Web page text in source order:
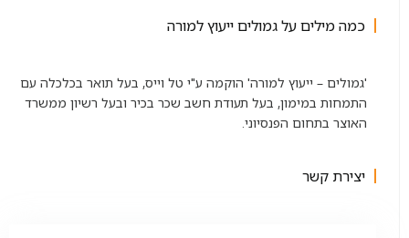
כמה מילים על גמולים ייעוץ למורה
'גמולים – ייעוץ למורה' הוקמה ע"י טל וייס, בעל תואר בכלכלה עם
התמחות במימון, בעל תעודת חשב שכר בכיר ובעל רשיון ממשרד
האוצר בתחום הפנסיוני.
יצירת קשר